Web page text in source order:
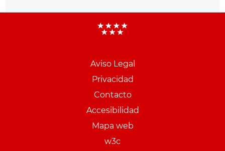
Aviso Legal
Privacidad
Contacto
Accesibilidad
Mapa web
w3c